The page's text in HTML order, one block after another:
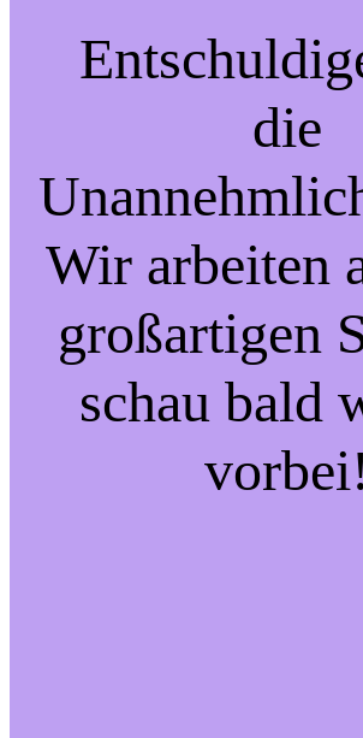
die
Wir arbeiten
großartigen
schau bald
vorbei!